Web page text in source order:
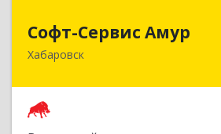
Софт-Сервис Амур
Хабаровск680000, Хабаровский